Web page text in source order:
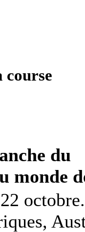
course
du
monde